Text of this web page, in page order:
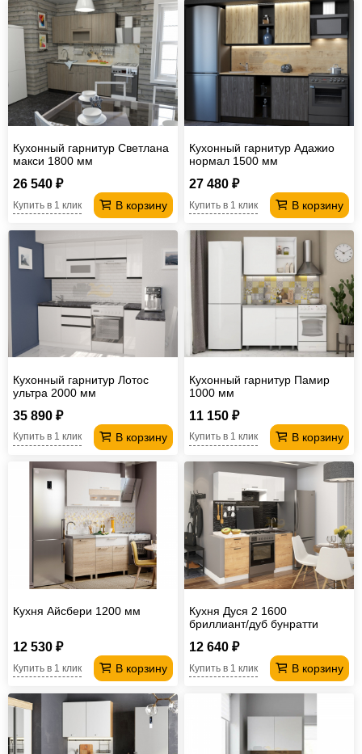
Кухонный гарнитур Светлана
макси 1800 мм
26 540 ₽
В корзину
Купить в 1 клик
Кухонный гарнитур Адажио
нормал 1500 мм
27 480 ₽
В корзину
Купить в 1 клик
Кухонный гарнитур Лотос
ультра 2000 мм
35 890 ₽
В корзину
Купить в 1 клик
Кухонный гарнитур Памир
1000 мм
11 150 ₽
В корзину
Купить в 1 клик
Кухня Айсбери 1200 мм
12 530 ₽
В корзину
Купить в 1 клик
Кухня Дуся 2 1600
бриллиант/дуб бунратти
12 640 ₽
В корзину
Купить в 1 клик